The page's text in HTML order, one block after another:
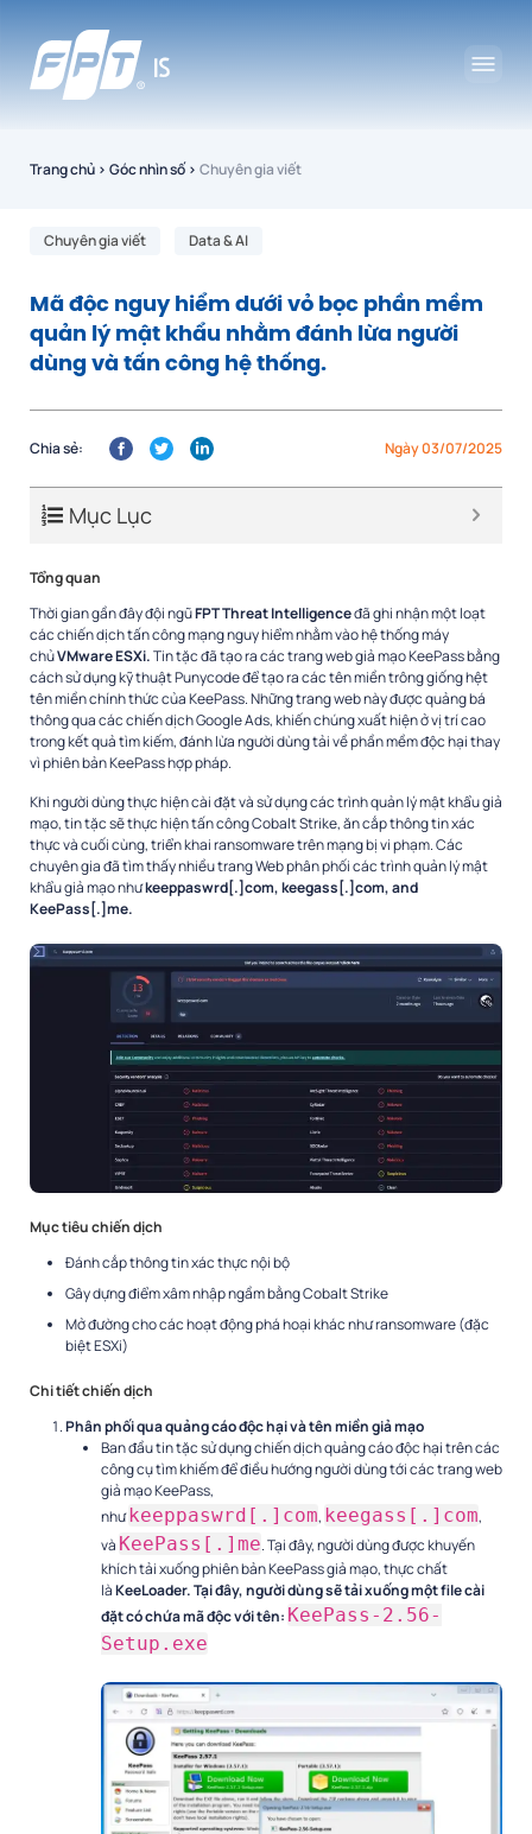
Trang chủ › Góc nhìn số› Chuyên gia viết
Chuyên gia viết Data & AI
Mã độc nguy hiểm dưới vỏ bọc phần mềm
quản lý mật khẩu nhằm đánh lừa người
dùng và tấn công hệ thống.
Ngày 03/07/2025
Chia sẻ:
Mục Lục
Tổng quan
Thời gian gần đây đội ngũFPT Threat Intelligenceđã ghi nhận một loạt
các chiến dịch tấn công mạng nguy hiểm nhằm vào hệ thống máy
chủVMware ESXi.Tin tặc đã tạo ra các trang web giả mạo KeePass bằng
cách sử dụng kỹ thuật Punycode để tạo ra các tên miền trông giống hệt
tên miền chính thức của KeePass. Những trang web này được quảng bá
thông qua các chiến dịch Google Ads, khiến chúng xuất hiện ở vị trí cao
trong kết quả tìm kiếm, đánh lừa người dùng tải về phần mềm độc hại thay
vì phiên bản KeePass hợp pháp.
Khi người dùng thực hiện cài đặt và sử dụng các trình quản lý mật khẩu giả
mạo, tin tặc sẽ thực hiện tấn công Cobalt Strike, ăn cắp thông tin xác
thực và cuối cùng, triển khai ransomware trên mạng bị vi phạm. Các
chuyên gia đã tìm thấy nhiều trang Web phân phối các trình quản lý mật
khẩu giả mạo nhưkeeppaswrd[.]com, keegass[.]com, and
KeePass[.]me.
Mục tiêu chiến dịch
Đánh cắp thông tin xác thực nội bộ
Gây dựng điểm xâm nhập ngầm bằng Cobalt Strike
Mở đường cho các hoạt động phá hoại khác như ransomware (đặc
biệt ESXi)
Chi tiết chiến dịch
Phân phối qua quảng cáo độc hại và tên miền giả mạo
Ban đầu tin tặc sử dụng chiến dịch quảng cáo độc hại trên các
công cụ tìm khiếm để điều hướng người dùng tới các trang web
giả mạo KeePass,
nhưkeeppaswrd[.]com, keegass[.]com,
và KeePass[.]me. Tại đây, người dùng được khuyến
khích tải xuống phiên bản KeePass giả mạo, thực chất
làKeeLoader. Tại đây, người dùng sẽ tải xuống một file cài
đặt có chứa mã độc với tên: KeePass-2.56-
Setup.exe